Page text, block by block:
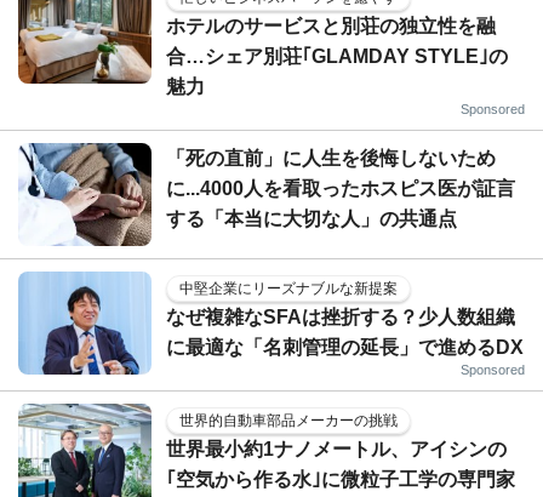
ホテルのサービスと別荘の独立性を融
合…シェア別荘｢GLAMDAY STYLE｣の
魅力
Sponsored
「死の直前」に人生を後悔しないため
に...4000人を看取ったホスピス医が証言
する「本当に大切な人」の共通点
中堅企業にリーズナブルな新提案
なぜ複雑なSFAは挫折する？少人数組織
に最適な「名刺管理の延長」で進めるDX
Sponsored
世界的自動車部品メーカーの挑戦
世界最小約1ナノメートル、アイシンの
｢空気から作る水｣に微粒子工学の専門家